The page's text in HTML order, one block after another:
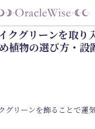
クグリーンを取り
植物の選び方・設
グリーンを飾ることで運